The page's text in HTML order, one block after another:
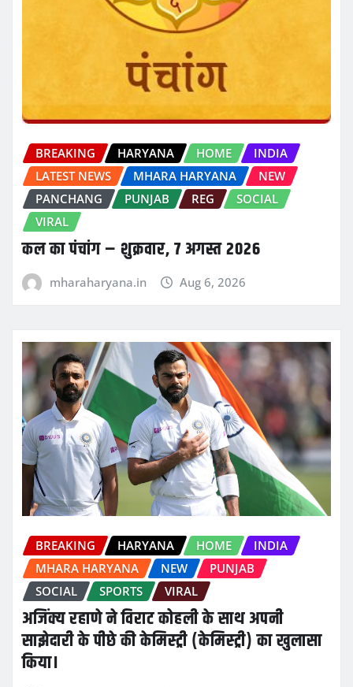
BREAKING HARYANA HOME
INDIA
LATEST NEWS
MHARA HARYANA
NEW
PANCHANG
PUNJAB REG
SOCIAL
VIRAL
कल का पंचांग – शुक्रवार, 7 अगस्त 2026
mharaharyana.in Aug 6, 2026
BREAKING HARYANA HOME
INDIA
MHARA HARYANA
NEW
PUNJAB
SOCIAL
SPORTS VIRAL
अजिंक्य रहाणे ने विराट कोहली के साथ अपनी
साझेदारी के पीछे की केमिस्ट्री (केमिस्ट्री) का खुलासा
किया।